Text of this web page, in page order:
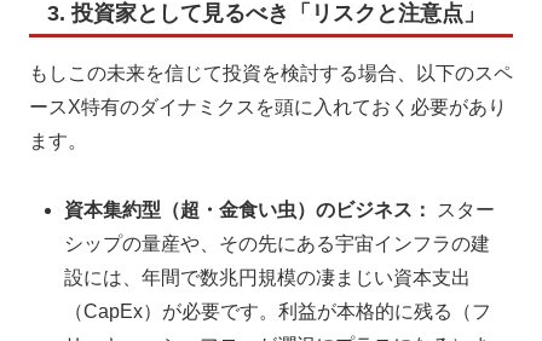
3. 投資家として見るべき「リスクと注意点」
もしこの未来を信じて投資を検討する場合、以下のスペ
ースX特有のダイナミクスを頭に入れておく必要があり
ます。
資本集約型（超・金食い虫）のビジネス：
スター
シップの量産や、その先にある宇宙インフラの建
設には、年間で数兆円規模の凄まじい資本支出
（CapEx）が必要です。利益が本格的に残る（フ